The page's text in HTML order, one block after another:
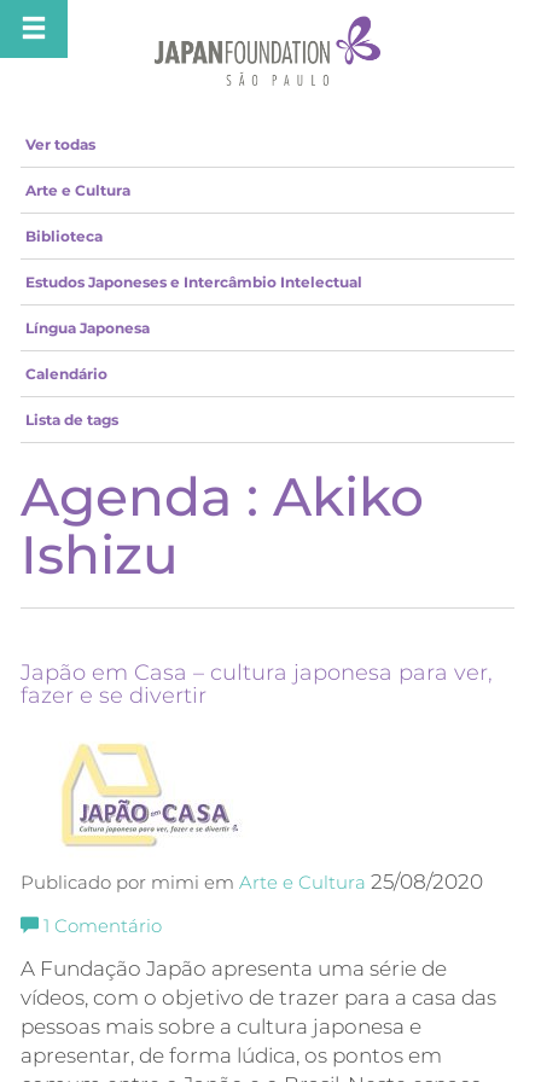
Ver todas
Arte e Cultura
Biblioteca
Estudos Japoneses e Intercâmbio Intelectual
Língua Japonesa
Calendário
Lista de tags
Agenda : Akiko
Ishizu
Japão em Casa – cultura japonesa para ver,
fazer e se divertir
Publicado por mimi em Arte e Cultura 25/08/2020
1 Comentário
A Fundação Japão apresenta uma série de
vídeos, com o objetivo de trazer para a casa das
pessoas mais sobre a cultura japonesa e
apresentar, de forma lúdica, os pontos em